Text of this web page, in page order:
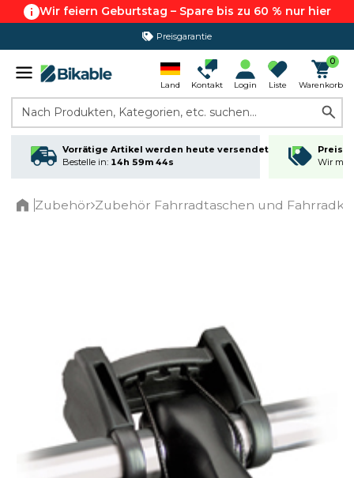
Wir feiern Geburtstag – Spare bis zu 60 % nur hier
Preisgarantie
Land Kontakt Login Liste
0
Warenkorb
Nach Produkten, Kategorien, etc. suchen...
Vorrätige Artikel werden heute versendet
Bestelle in: 14h 59m 44s
Wir
Zubehör Zubehör Fahrradtaschen und